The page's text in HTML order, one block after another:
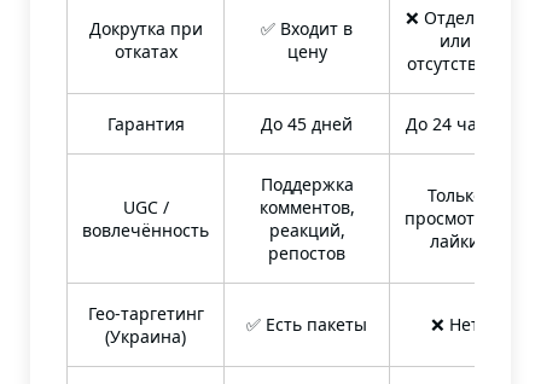
Докрутка при
откатах
✅ Входит в
цену
❌ Отдельно
или
отсутствует
Гарантия До 45 дней До 24 часов
UGC /
вовлечённость
Поддержка
комментов,
реакций,
репостов
Только
просмотры/
лайки
Гео-таргетинг
(Украина)
✅ Есть пакеты ❌ Нет